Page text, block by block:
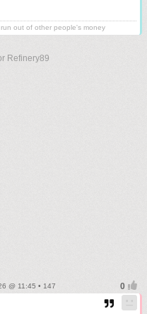
out of other people's money
Refinery89
@ 11:45 • 147